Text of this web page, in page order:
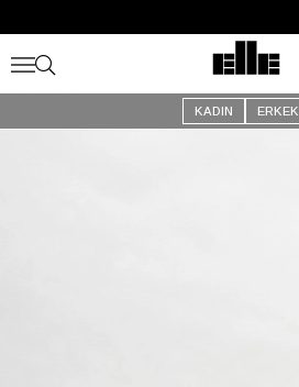
Kargo Ücretsiz!
KADIN ERKEK